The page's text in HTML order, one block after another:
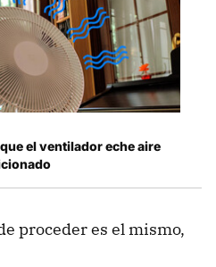
el ventilador eche aire
proceder es el mismo,